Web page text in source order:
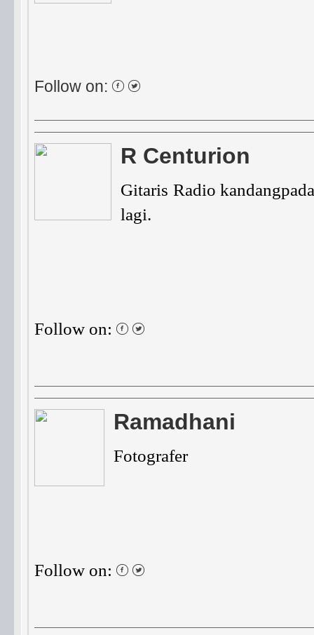
Follow on:
R Centurion
Gitaris Radio
lagi.
Follow on:
Ramadhani
Fotografer
Follow on: